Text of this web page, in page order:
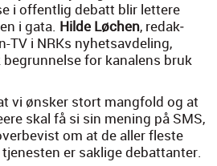
i offentlig debatt blir let­tere
i gata. Hilde Løchen, redak­
TV i NRKs nyhet­savdel­ing,
for kanalens bruk
vi ønsker stort mang­fold og at
skal få si sin mening på SMS,
om at de aller fleste
er sak­lige debat­tan­ter.